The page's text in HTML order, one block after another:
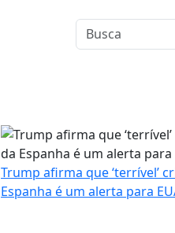
Trump afirma que ‘terrível’
Espanha é um alerta para